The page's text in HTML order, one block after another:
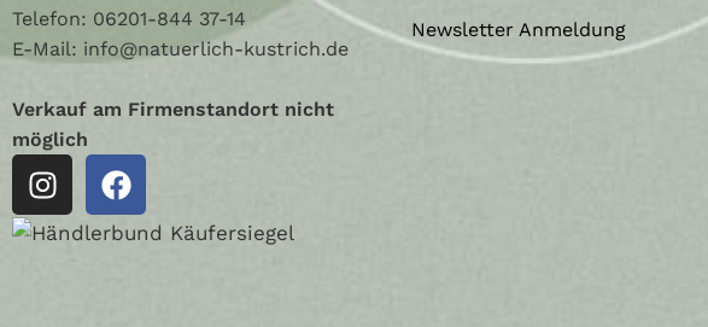
Telefon: 06201-844 37-14
E-Mail: info@natuerlich-kustrich.de
Verkauf am Firmenstandort nicht
möglich
Newsletter Anmeldung